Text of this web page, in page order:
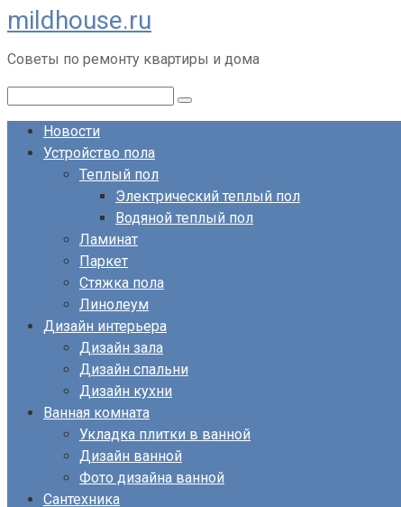
Перейти
к
контенту
mildhouse.ru
Советы по ремонту квартиры и дома
Новости
Устройство пола
Теплый пол
Электрический теплый пол
Водяной теплый пол
Ламинат
Паркет
Стяжка пола
Линолеум
Дизайн интерьера
Дизайн зала
Дизайн спальни
Дизайн кухни
Ванная комната
Укладка плитки в ванной
Дизайн ванной
Фото дизайна ванной
Сантехника